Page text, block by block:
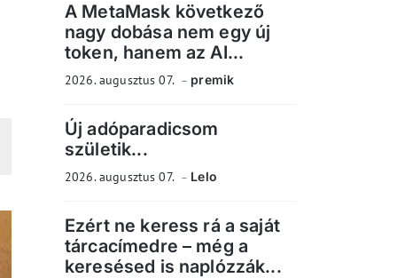
A MetaMask következő
nagy dobása nem egy új
token, hanem az AI...
2026. augusztus 07. premik
Új adóparadicsom
születik...
2026. augusztus 07. Lelo
Ezért ne keress rá a saját
tárcacímedre – még a
keresésed is naplózzák...